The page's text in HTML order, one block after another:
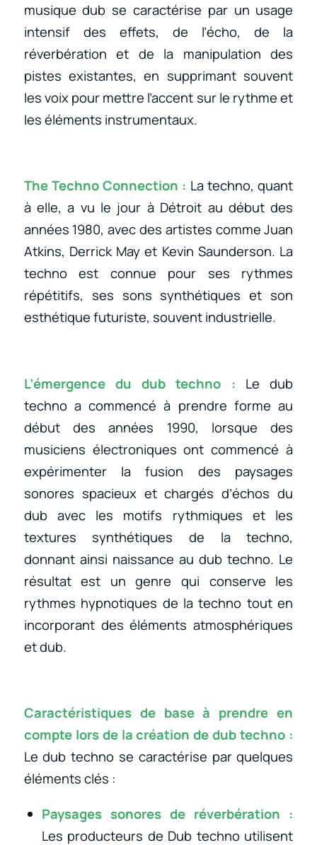
musique dub se caractérise par un usage
intensif des effets, de l’écho, de la
réverbération et de la manipulation des
pistes existantes, en supprimant souvent
les voix pour mettre l’accent sur le rythme et
les éléments instrumentaux.
The Techno Connection : La techno, quant
à elle, a vu le jour à Détroit au début des
années 1980, avec des artistes comme Juan
Atkins, Derrick May et Kevin Saunderson. La
techno est connue pour ses rythmes
répétitifs, ses sons synthétiques et son
esthétique futuriste, souvent industrielle.
L’émergence du dub techno : Le dub
techno a commencé à prendre forme au
début des années 1990, lorsque des
musiciens électroniques ont commencé à
expérimenter la fusion des paysages
sonores spacieux et chargés d’échos du
dub avec les motifs rythmiques et les
textures synthétiques de la techno,
donnant ainsi naissance au dub techno. Le
résultat est un genre qui conserve les
rythmes hypnotiques de la techno tout en
incorporant des éléments atmosphériques
et dub.
Caractéristiques de base à prendre en
compte lors de la création de dub techno :
Le dub techno se caractérise par quelques
éléments clés :
Paysages sonores de réverbération :
Les producteurs de Dub techno utilisent